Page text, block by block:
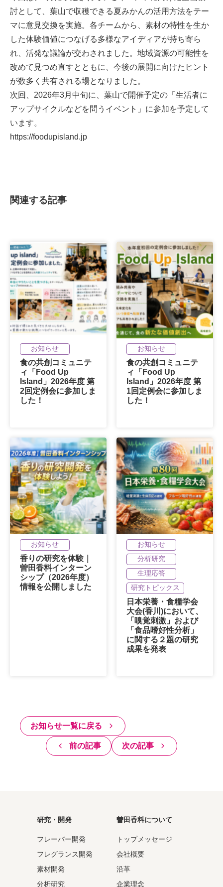
討として、葉山で収穫できる夏みかんの活用方法をテー
マに意見交換を実施。各チームから、素材の特性を生か
した体験価値につなげる多様なアイディアが持ち寄ら
れ、活発な議論が交わされました。地域資源の可能性を
改めて見つめ直すとともに、今後の展開に向けたヒント
が数多く共有される場となりました。
次回、2026年3月中旬に、葉山で開催予定の「生活者に
アップサイクルなどを問うイベント」に参加を予定して
います。
https://foodupisland.jp
関連する記事
お知らせ
食の共創コミュニテ
ィ「Food Up
Island」2026年度 第
2回定例会に参加しま
した！
お知らせ
食の共創コミュニテ
ィ「Food Up
Island」2026年度 第
1回定例会に参加しま
した！
お知らせ
香りの研究を体験｜
曽田香料インターン
シップ（2026年度）
情報を公開しました
お知らせ
分析研究
生理応答
研究トピックス
日本栄養・食糧学会
大会(香川)において、
「嗅覚刺激」および
「食品嗜好性分析」
に関する２題の研究
成果を発表
お知らせ一覧に戻る
前の記事 次の記事
研究・開発
フレーバー開発
フレグランス開発
素材開発
分析研究
曽田香料について
トップメッセージ
会社概要
沿革
企業理念